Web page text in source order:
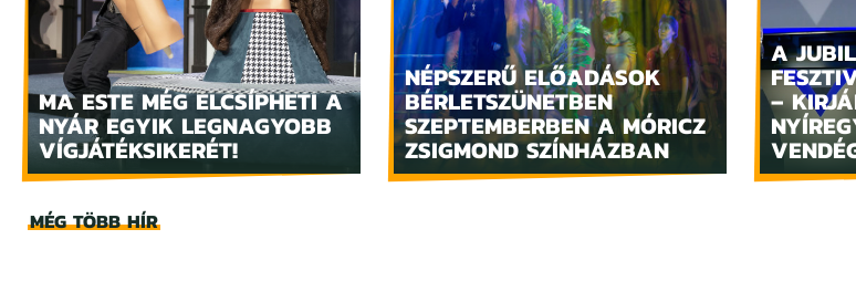
MA ESTE MÉG ELCSÍPHETI A
NYÁR EGYIK LEGNAGYOBB
VÍGJÁTÉKSIKERÉT!
NÉPSZERŰ ELŐADÁSOK
BÉRLETSZÜNETBEN
SZEPTEMBERBEN A MÓRICZ
ZSIGMOND SZÍNHÁZBAN
A
–
MÉG TÖBB HÍR